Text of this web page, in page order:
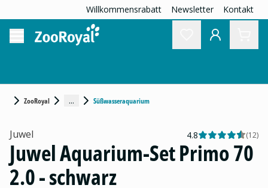
Willkommensrabatt Newsletter Kontakt
ZooRoyal ... Süßwasseraquarium
Juwel 4.8 (12)
Juwel Aquarium-Set Primo 70
2.0 - schwarz